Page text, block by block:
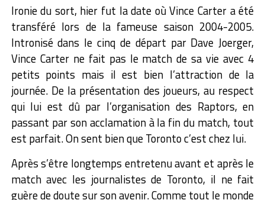
Ironie du sort, hier fut la date où Vince Carter a été
transféré lors de la fameuse saison 2004-2005.
Intronisé dans le cinq de départ par Dave Joerger,
Vince Carter ne fait pas le match de sa vie avec 4
petits points mais il est bien l’attraction de la
journée. De la présentation des joueurs, au respect
qui lui est dû par l’organisation des Raptors, en
passant par son acclamation à la fin du match, tout
est parfait. On sent bien que Toronto c’est chez lui.
Après s’être longtemps entretenu avant et après le
match avec les journalistes de Toronto, il ne fait
guère de doute sur son avenir. Comme tout le monde